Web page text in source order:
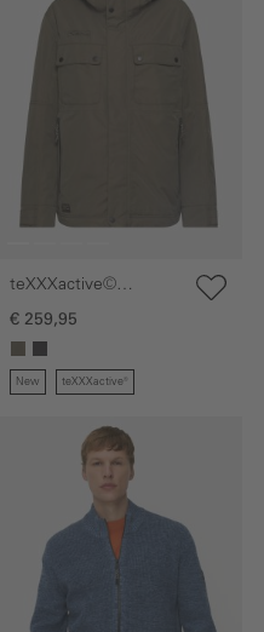
teXXXactive©
functioneel jack met
€ 259,95
New teXXXactive®
Galerie overslaan